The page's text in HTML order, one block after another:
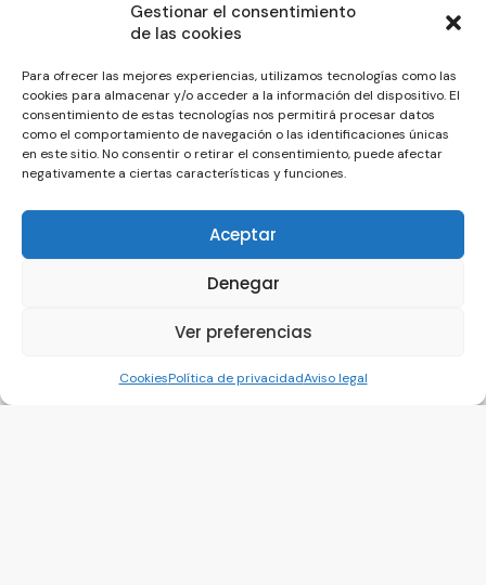
Gestionar el consentimiento
de las cookies
Para ofrecer las mejores experiencias, utilizamos tecnologías como las
cookies para almacenar y/o acceder a la información del dispositivo. El
consentimiento de estas tecnologías nos permitirá procesar datos
como el comportamiento de navegación o las identificaciones únicas
en este sitio. No consentir o retirar el consentimiento, puede afectar
negativamente a ciertas características y funciones.
Aceptar
Denegar
Ver preferencias
CookiesPolítica de privacidadAviso legal
Somos On Power Group, especialistas en
asesoramiento integral de marketing y
publicidad a empresas en Sevilla